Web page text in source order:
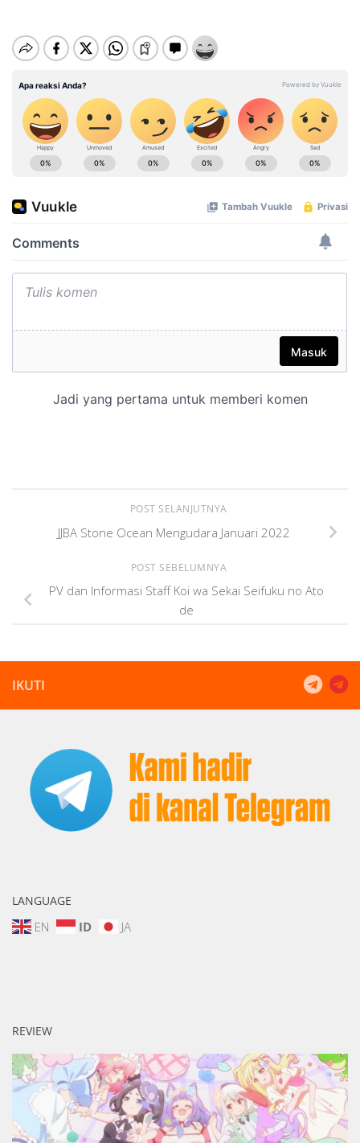
POST SELANJUTNYA
JJBA Stone Ocean Mengudara Januari 2022
POST SEBELUMNYA
PV dan Informasi Staff Koi wa Sekai Seifuku no Ato
de
IKUTI
LANGUAGE
EN ID JA
REVIEW